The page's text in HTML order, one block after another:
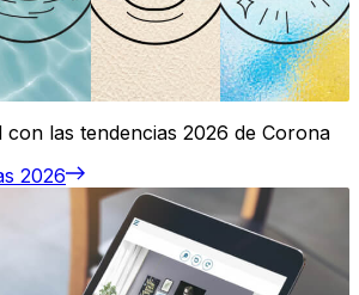
con las tendencias 2026 de Corona
2026